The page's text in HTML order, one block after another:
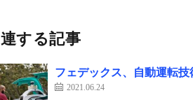
関連する記事
フェデックス、自動運転
2021.06.24